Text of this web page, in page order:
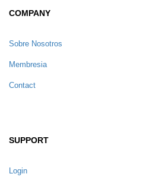
COMPANY
Sobre Nosotros
Membresia
Contact
SUPPORT
Login